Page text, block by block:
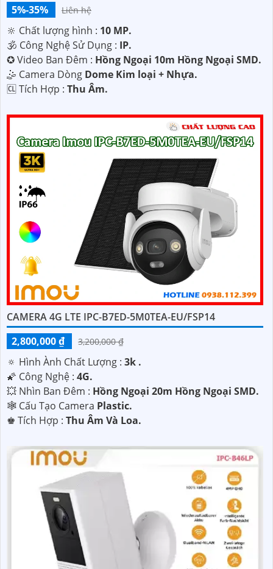
5%-35% Liên hệ
🔆 Chất lượng hình : 10 MP.
🕉️ Công Nghệ Sử Dụng : IP.
✪ Video Ban Đêm : Hồng Ngoại 10m Hồng Ngoại SMD.
🤹 Camera Dòng Dome Kim loại + Nhựa.
️🆑 Tích Hợp : Thu Âm.
CAMERA 4G LTE IPC-B7ED-5M0TEA-EU/FSP14
2,800,000 ₫
3,200,000 ₫
🔅 Hình Ành Chất Lượng : 3k .
🌠 Công Nghệ : 4G.
💥 Nhìn Ban Đêm : Hồng Ngoại 20m Hồng Ngoại SMD.
🕸️ Cấu Tạo Camera Plastic.
️♚ Tích Hợp : Thu Âm Và Loa.